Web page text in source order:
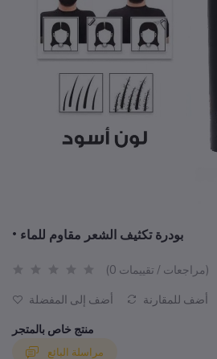
• بودرة تكثيف الشعر مقاوم للماء
(0 مراجعات / تقييمات)
أضف إلى المفضلة أضف للمقارنة
منتج خاص بالمتجر
مراسلة البائع